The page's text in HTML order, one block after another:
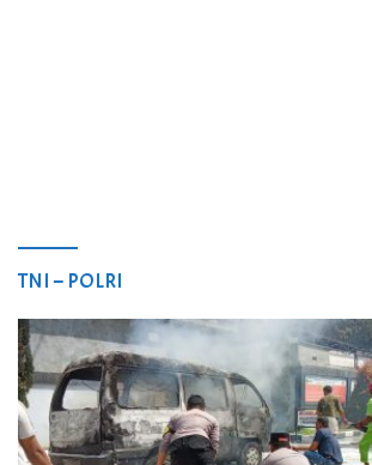
TNI – POLRI